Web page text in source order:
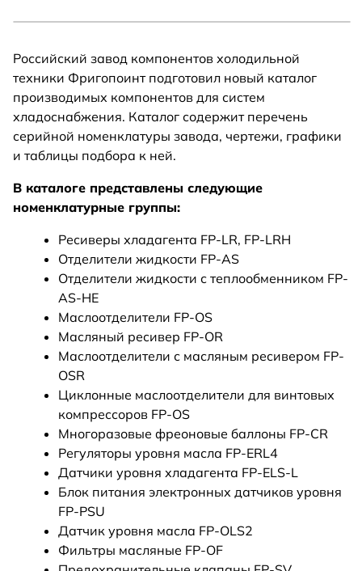
Российский завод компонентов холодильной
техники Фригопоинт подготовил новый каталог
производимых компонентов для систем
хладоснабжения. Каталог содержит перечень
серийной номенклатуры завода, чертежи, графики
и таблицы подбора к ней.
В каталоге представлены следующие
номенклатурные группы:
Ресиверы хладагента FP-LR, FP-LRH
Отделители жидкости FP-AS
Отделители жидкости с теплообменником FP-
AS-HE
Маслоотделители FP-OS
Масляный ресивер FP-OR
Маслоотделители с масляным ресивером FP-
OSR
Циклонные маслоотделители для винтовых
компрессоров FP-OS
Многоразовые фреоновые баллоны FP-CR
Регуляторы уровня масла FP-ERL4
Датчики уровня хладагента FP-ELS-L
Блок питания электронных датчиков уровня
FP-PSU
Датчик уровня масла FP-OLS2
Фильтры масляные FP-OF